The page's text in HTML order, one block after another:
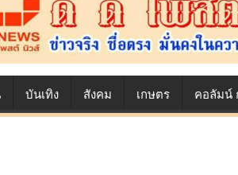
บันเทิง สังคม เกษตร คอลัมน์